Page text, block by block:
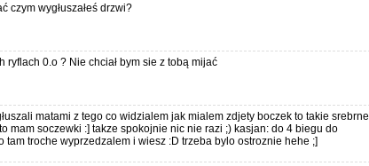
czym wygłuszałeś drzwi?
ryflach 0.o ? Nie chciał bym sie z tobą mijać
matami z tego co widzialem jak mialem zdjety boczek to takie srebrne
mam soczewki :] takze spokojnie nic nie razi ;) kasjan: do 4 biegu do
troche wyprzedzalem i wiesz :D trzeba bylo ostroznie hehe ;]